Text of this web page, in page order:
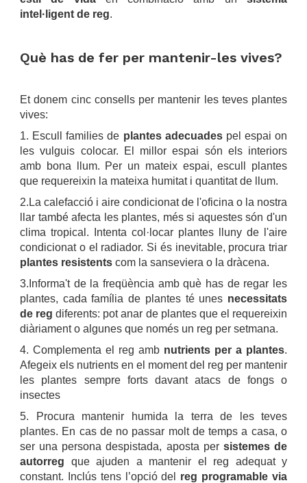
intel·ligent de reg.
Què has de fer per mantenir-les vives?
Et donem cinc consells per mantenir les teves plantes
vives:
1. Escull families de plantes adecuadespel espai on
les vulguis colocar. El millor espai són els interiors
amb bona llum. Per un mateix espai, escull plantes
que requereixin la mateixa humitat i quantitat de llum.
2.La calefacció i aire condicionat de l'oficina o la nostra
llar també afecta les plantes, més si aquestes són d'un
clima tropical. Intenta col·locar plantes lluny de l'aire
condicionat o el radiador. Si és inevitable, procura triar
plantes resistents com la sanseviera o la dràcena.
3.Informa't de la freqüència amb què has de regar les
plantes, cada família de plantes té unes necessitats
de reg diferents: pot anar de plantes que el requereixin
diàriament o algunes que només un reg per setmana.
4. Complementa el reg amb nutrients per a plantes.
Afegeix els nutrients en el moment del reg per mantenir
les plantes sempre forts davant atacs de fongs o
insectes
5. Procura mantenir humida la terra de les teves
plantes. En cas de no passar molt de temps a casa, o
ser una persona despistada, aposta per sistemes de
autorreg que ajuden a mantenir el reg adequat y
constant. Inclús tens l’opció del reg programable via